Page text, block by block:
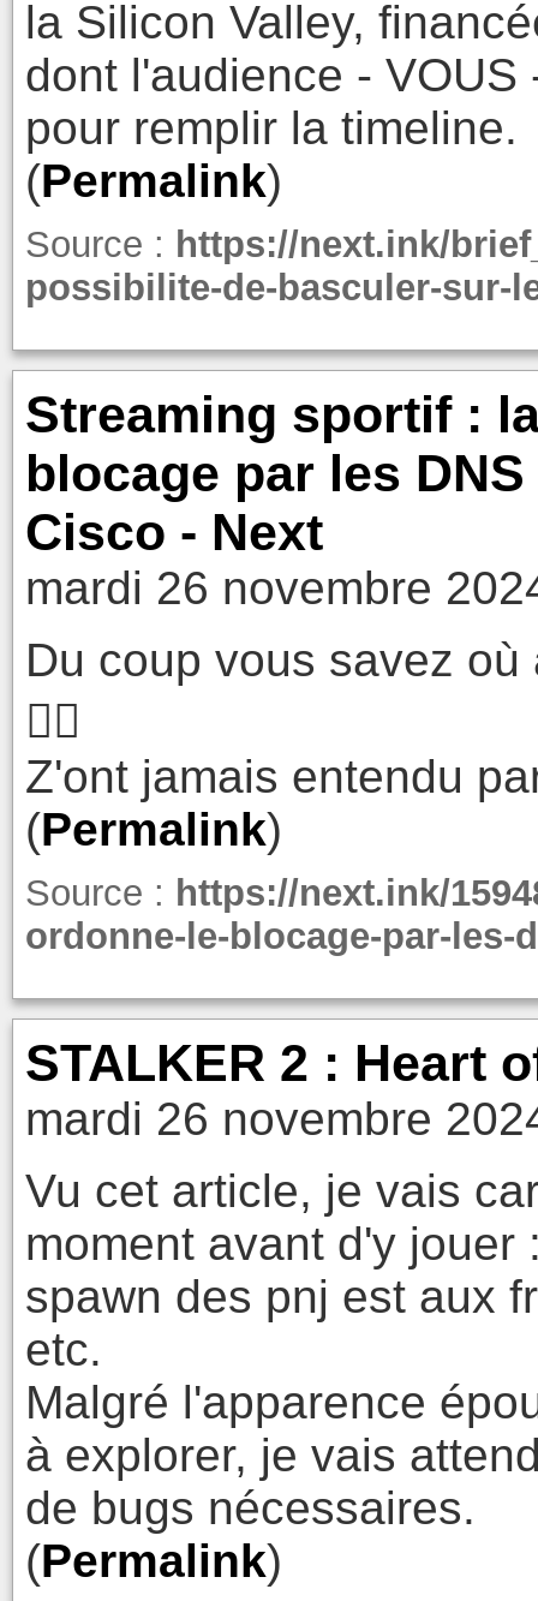
la Silicon Valley,
dont l'audience -
pour remplir la timeline.
(Permalink)
Source : https://next.ink/
possibilite-de-basculer-sur-
Streaming sportif :
blocage par les
Cisco - Next
mardi 26 novembre
Du coup vous savez
🤷‍♂️
Z'ont jamais entendu
(Permalink)
Source : https://next.ink/
ordonne-le-blocage-par-
STALKER 2 : Heart
mardi 26 novembre
Vu cet article, je vais
moment avant d'y
spawn des pnj est aux
etc.
Malgré l'apparence
à explorer, je vais
de bugs nécessaires.
(Permalink)